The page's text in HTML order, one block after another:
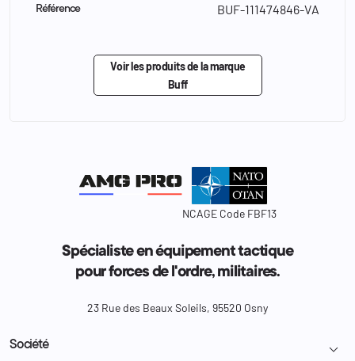
Référence BUF-111474846-VA
Voir les produits de la marque
Buff
NCAGE Code FBF13
Spécialiste en équipement tactique
pour forces de l'ordre, militaires.
23 Rue des Beaux Soleils, 95520 Osny
Société 